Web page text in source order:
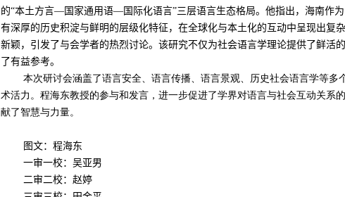
的“本土方言—国家通用语—国际化语言”三层语言生态格局。他指出，海南作
有深厚的历史积淀与鲜明的层级化特征，在全球化与本土化的互动中呈现出复
新颖，引发了与会学者的热烈讨论。该研究不仅为社会语言学理论提供了鲜活
了有益参考。
本次研讨会涵盖了语言安全、语言传播、语言景观、历史社会语言学等
术活力。程海东教授的参与和发言，进一步促进了学界对语言与社会互动关系
献了智慧与力量。
图文：程海东
一审一校：吴亚男
二审二校：赵婷